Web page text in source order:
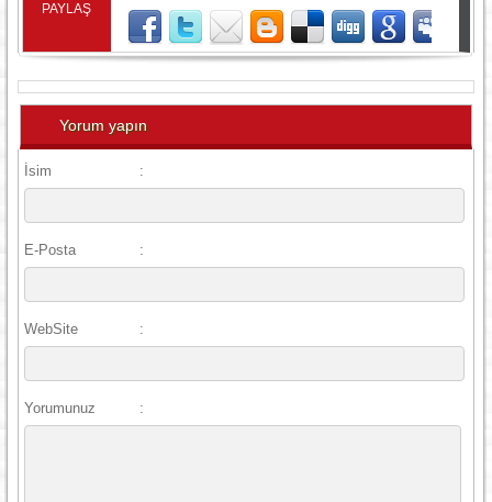
PAYLAŞ
Yorum yapın
İsim :
E-Posta :
WebSite :
Yorumunuz :